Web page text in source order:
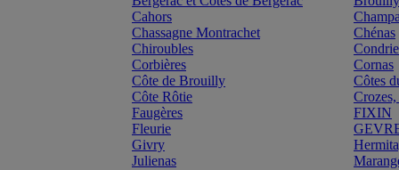
Cahors
Chassagne Montrachet
Chénas
Chiroubles
Corbières
Cornas
Côte de Brouilly
Côtes
Côte Rôtie
Faugères
FIXIN
Fleurie
Givry
Julienas